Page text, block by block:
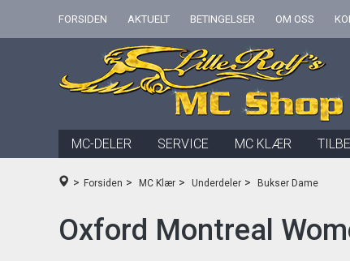
FORSIDEN AKTUELT BETINGELSER OM OSS
MC-DELER SERVICE MC KLÆR
> Forsiden > MC Klær > Underdeler > Bukser Dame
Oxford Montreal